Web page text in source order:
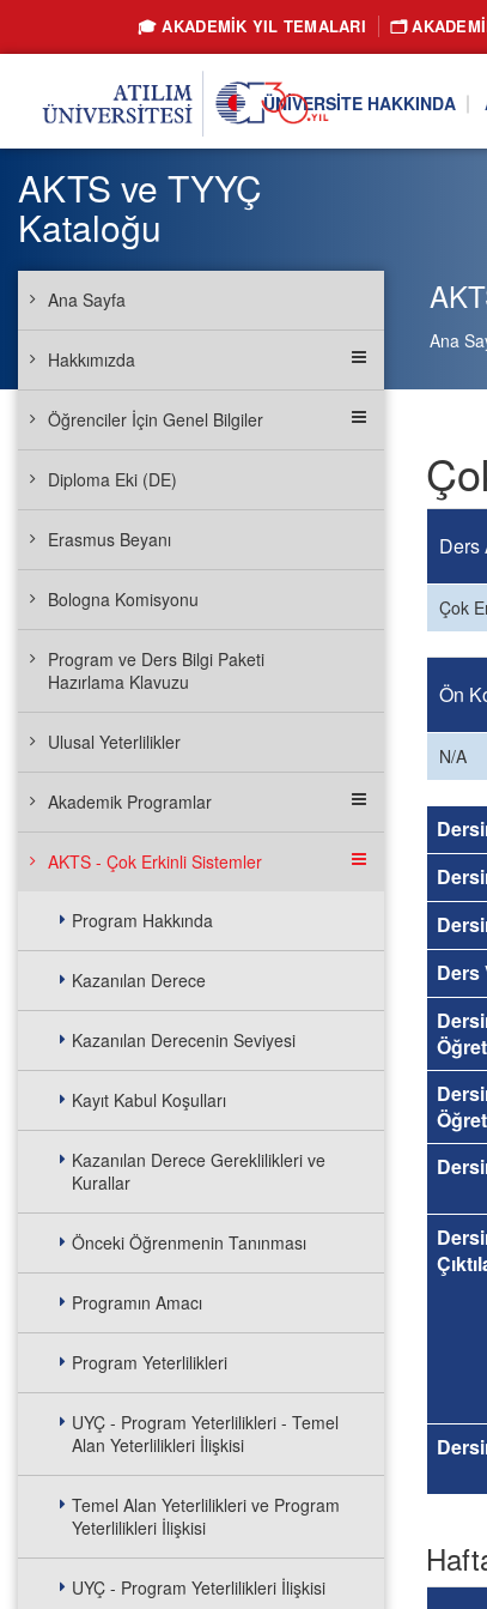
🎓 AKADEMİK YIL TEMALARI 🗂️
ÜNIVERSITE HAKKINDA
Ana
AKTS ve TYYÇ
Kataloğu
Ana Sayfa
Hakkımızda
Öğrenciler İçin Genel Bilgiler
Diploma Eki (DE)
Erasmus Beyanı
Bologna Komisyonu
Program ve Ders Bilgi Paketi
Hazırlama Klavuzu
Ulusal Yeterlilikler
Akademik Programlar
AKTS - Çok Erkinli Sistemler
Program Hakkında
Kazanılan Derece
Kazanılan Derecenin Seviyesi
Kayıt Kabul Koşulları
Kazanılan Derece Gereklilikleri ve
Kurallar
Önceki Öğrenmenin Tanınması
Programın Amacı
Program Yeterlilikleri
UYÇ - Program Yeterlilikleri - Temel
Alan Yeterlilikleri İlişkisi
Temel Alan Yeterlilikleri ve Program
Yeterlilikleri İlişkisi
UYÇ - Program Yeterlilikleri İlişkisi
Ders
Çok
Ön
N/A
Ders